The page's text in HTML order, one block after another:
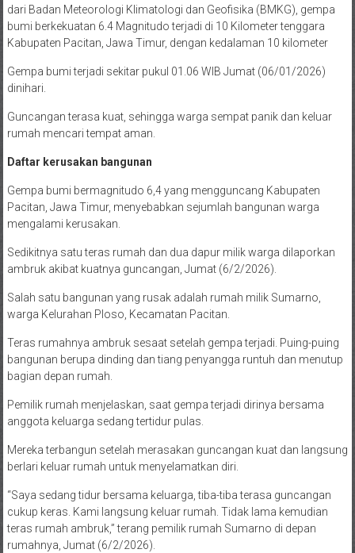
dari Badan Meteorologi Klimatologi dan Geofisika (BMKG), gempa
bumi berkekuatan 6.4 Magnitudo terjadi di 10 Kilometer tenggara
Kabupaten Pacitan, Jawa Timur, dengan kedalaman 10 kilometer
Gempa bumi terjadi sekitar pukul 01.06 WIB Jumat (06/01/2026)
dinihari.
Guncangan terasa kuat, sehingga warga sempat panik dan keluar
rumah mencari tempat aman.
Daftar kerusakan bangunan
Gempa bumi bermagnitudo 6,4 yang mengguncang Kabupaten
Pacitan, Jawa Timur, menyebabkan sejumlah bangunan warga
mengalami kerusakan.
Sedikitnya satu teras rumah dan dua dapur milik warga dilaporkan
ambruk akibat kuatnya guncangan, Jumat (6/2/2026).
Salah satu bangunan yang rusak adalah rumah milik Sumarno,
warga Kelurahan Ploso, Kecamatan Pacitan.
Teras rumahnya ambruk sesaat setelah gempa terjadi. Puing-puing
bangunan berupa dinding dan tiang penyangga runtuh dan menutup
bagian depan rumah.
Pemilik rumah menjelaskan, saat gempa terjadi dirinya bersama
anggota keluarga sedang tertidur pulas.
Mereka terbangun setelah merasakan guncangan kuat dan langsung
berlari keluar rumah untuk menyelamatkan diri.
“Saya sedang tidur bersama keluarga, tiba-tiba terasa guncangan
cukup keras. Kami langsung keluar rumah. Tidak lama kemudian
teras rumah ambruk,” terang pemilik rumah Sumarno di depan
rumahnya, Jumat (6/2/2026).